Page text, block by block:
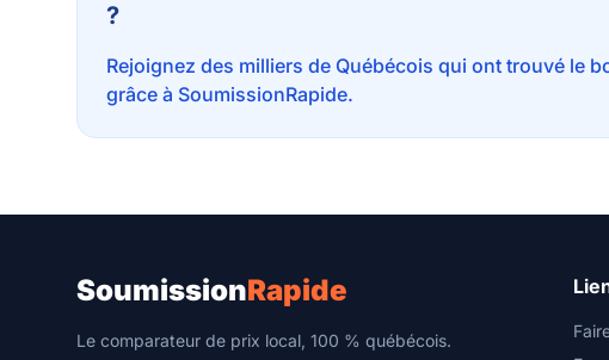
?
Rejoignez des milliers de Québécois qui ont trouvé le
grâce à SoumissionRapide.
SoumissionRapide
Le comparateur de prix local, 100 % québécois.